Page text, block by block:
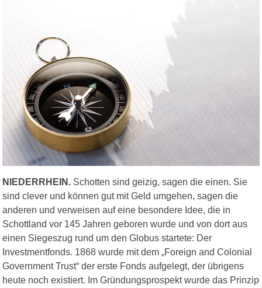
NIEDERRHEIN. Schotten sind geizig, sagen die einen. Sie
sind clever und können gut mit Geld umgehen, sagen die
anderen und verweisen auf eine besondere Idee, die in
Schottland vor 145 Jahren geboren wurde und von dort aus
einen Siegeszug rund um den Globus startete: Der
Investmentfonds. 1868 wurde mit dem „Foreign and Colonial
Government Trust“ der erste Fonds aufgelegt, der übrigens
heute noch existiert. Im Gründungsprospekt wurde das Prinzip